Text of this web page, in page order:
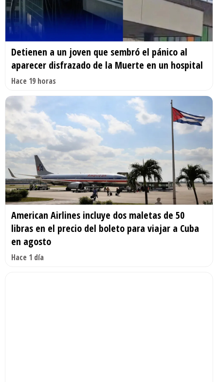
Detienen a un joven que sembró el pánico al
aparecer disfrazado de la Muerte en un hospital
Hace 19 horas
American Airlines incluye dos maletas de 50
libras en el precio del boleto para viajar a Cuba
en agosto
Hace 1 día